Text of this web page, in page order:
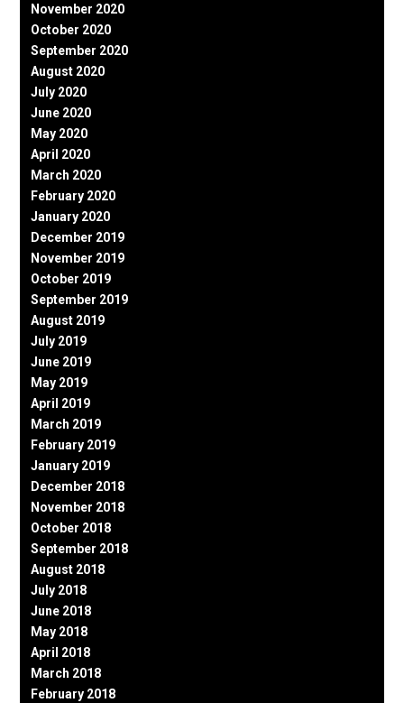
November 2020
October 2020
September 2020
August 2020
July 2020
June 2020
May 2020
April 2020
March 2020
February 2020
January 2020
December 2019
November 2019
October 2019
September 2019
August 2019
July 2019
June 2019
May 2019
April 2019
March 2019
February 2019
January 2019
December 2018
November 2018
October 2018
September 2018
August 2018
July 2018
June 2018
May 2018
April 2018
March 2018
February 2018